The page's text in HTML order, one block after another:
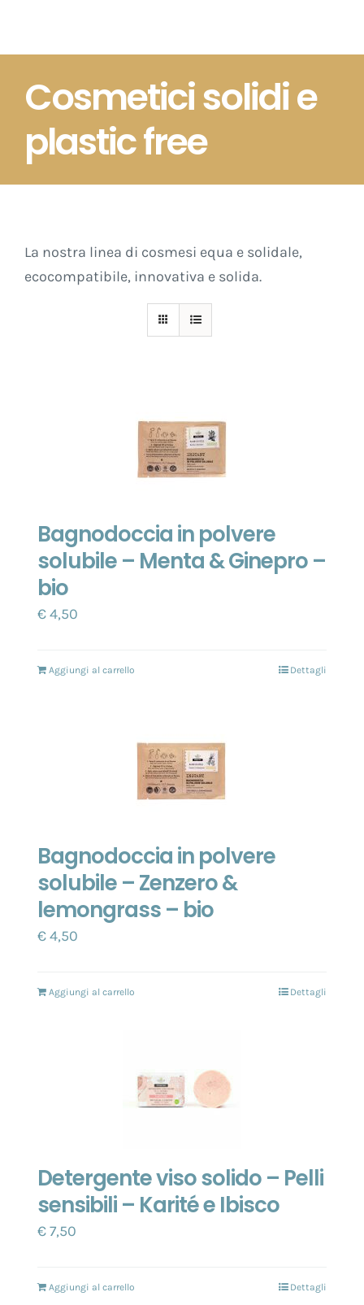
contenuto
Cosmetici solidi e
plastic free
La nostra linea di cosmesi equa e solidale,
ecocompatibile, innovativa e solida.
Bagnodoccia in polvere
solubile – Menta & Ginepro –
bio
€4,50
Aggiungi al carrello Dettagli
Bagnodoccia in polvere
solubile – Zenzero &
lemongrass – bio
€4,50
Aggiungi al carrello Dettagli
Detergente viso solido – Pelli
sensibili – Karité e Ibisco
€7,50
Aggiungi al carrello Dettagli